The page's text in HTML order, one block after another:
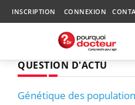
INSCRIPTION CONNEXION
QUESTION D'ACTU
Génétique des